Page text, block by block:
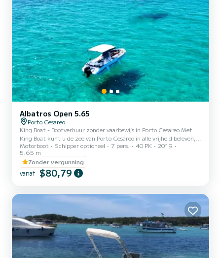
Albatros Open 5.65
Porto Cesareo
King Boat - Bootverhuur zonder vaarbewijs in Porto Cesareo Met
King Boat kunt u de zee van Porto Cesareo in alle vrijheid beleven,
zelfs zonder vaarbewijs. Onze vloot bestaat uit moderne,
comfortabele en veilige boten, perfect voor gezinnen, koppels en
vriendengroepen. - Vertrek vanaf de centrale haven van Porto
Cesareo - Boten met 40 pk motor, eenvoudig te besturen - Tot 7/8
personen aan boord - Halve dag, hele dag of bij zonsondergang -
Motorboot Schipper optioneel 7 pers. 40 PK
2019
5.65 m
Zonder vergunning
vanaf $80,79